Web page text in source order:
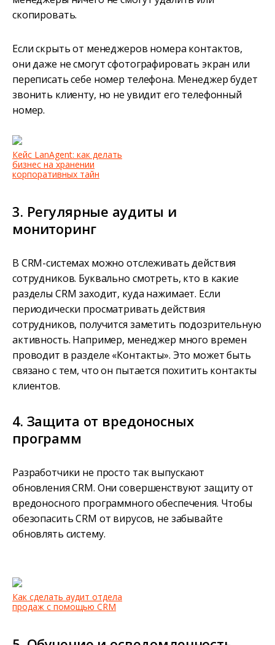
скопировать.
Если скрыть от менеджеров номера контактов,
они даже не смогут сфотографировать экран или
переписать себе номер телефона. Менеджер будет
звонить клиенту, но не увидит его телефонный
номер.
Кейс LanAgent: как делать
бизнес на хранении
корпоративных тайн
3. Регулярные аудиты и
мониторинг
В CRM-системах можно отслеживать действия
сотрудников. Буквально смотреть, кто в какие
разделы CRM заходит, куда нажимает. Если
периодически просматривать действия
сотрудников, получится заметить подозрительную
активность. Например, менеджер много времен
проводит в разделе «Контакты». Это может быть
связано с тем, что он пытается похитить контакты
клиентов.
4. Защита от вредоносных
программ
Разработчики не просто так выпускают
обновления CRM. Они совершенствуют защиту от
вредоносного программного обеспечения. Чтобы
обезопасить CRM от вирусов, не забывайте
обновлять систему.
Как сделать аудит отдела
продаж с помощью CRM